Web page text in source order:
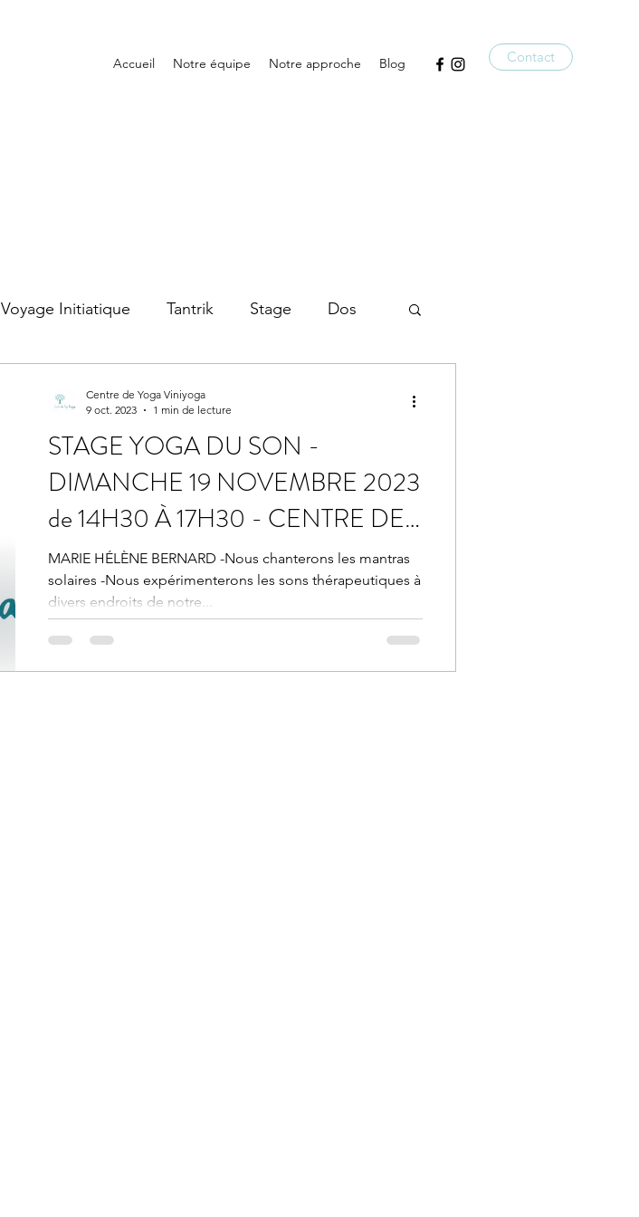
Accueil Notre équipe Notre approche Blog Contact
Voyage Initiatique Tantrik Stage Dos
STAGE YOGA DU SON -
DIMANCHE 19 NOVEMBRE 2023
de 14H30 À 17H30 - CENTRE DE
YOGA VINIYOGA
MARIE HÉLÈNE BERNARD -Nous chanterons les mantras
solaires -Nous expérimenterons les sons thérapeutiques à
divers endroits de notre...
Centre de Yoga Viniyoga
9 oct. 2023
1 min de lecture